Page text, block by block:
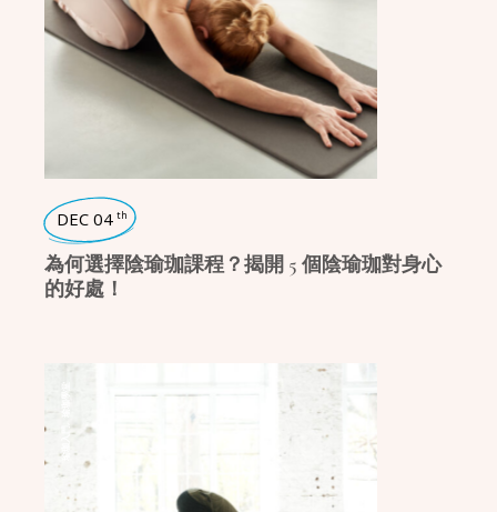
DEC 04 th
為何選擇陰瑜珈課程？揭開 5 個陰瑜珈對身心
的好處！
瑜珈入門
瑜珈學堂